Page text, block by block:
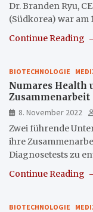
Dr. Branden Ryu,
(Südkorea) war am
Continue Reading
BIOTECHNOLOGIE
Numares Health
Zusammenarbeit
8. November 2022
Zwei führende
ihre
Diagnosetests zu
Continue Reading
BIOTECHNOLOGIE